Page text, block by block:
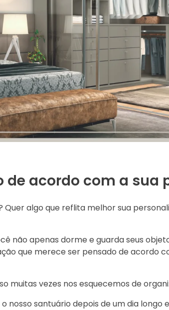
acordo com a sua
algo que reflita melhor sua
não apenas dorme e guarda seus
que merece ser pensado de acordo
muitas vezes nos esquecemos de
santuário depois de um dia longo